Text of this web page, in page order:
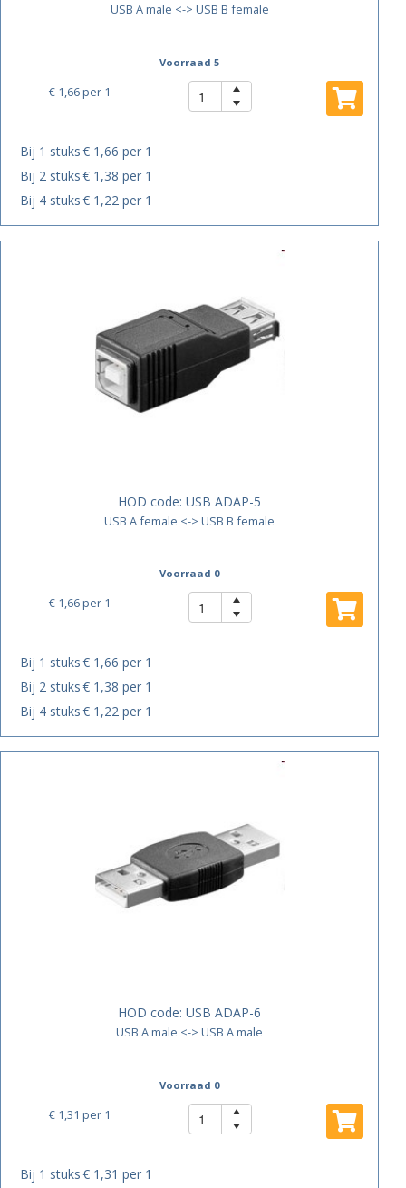
USB A male <-> USB B female
Voorraad 5
€ 1,66per 1
Bij 1 stuks€ 1,66 per 1
Bij 2 stuks€ 1,38 per 1
Bij 4 stuks€ 1,22 per 1
HOD code: USB ADAP-5
USB A female <-> USB B female
Voorraad 0
€ 1,66per 1
Bij 1 stuks€ 1,66 per 1
Bij 2 stuks€ 1,38 per 1
Bij 4 stuks€ 1,22 per 1
HOD code: USB ADAP-6
USB A male <-> USB A male
Voorraad 0
€ 1,31 per 1
Bij 1 stuks€ 1,31 per 1